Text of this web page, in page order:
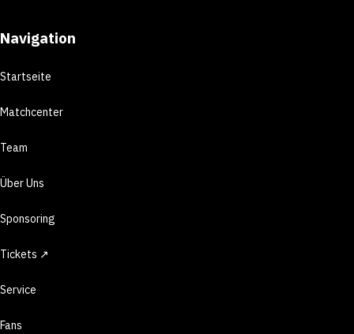
Navigation
Startseite
Matchcenter
Team
Über Uns
Sponsoring
Tickets ↗
Service
Fans